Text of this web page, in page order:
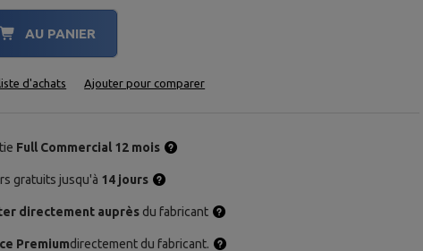
AU PANIER
d'achats Ajouter pour comparer
Full Commercial 12 mois
gratuits jusqu'à 14 jours
directement auprès du fabricant
Premiumdirectement du fabricant.